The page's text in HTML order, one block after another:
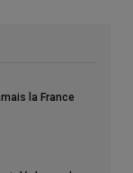
la France